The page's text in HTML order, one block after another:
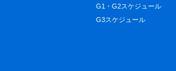
G1・G2スケジュール
G3スケジュール